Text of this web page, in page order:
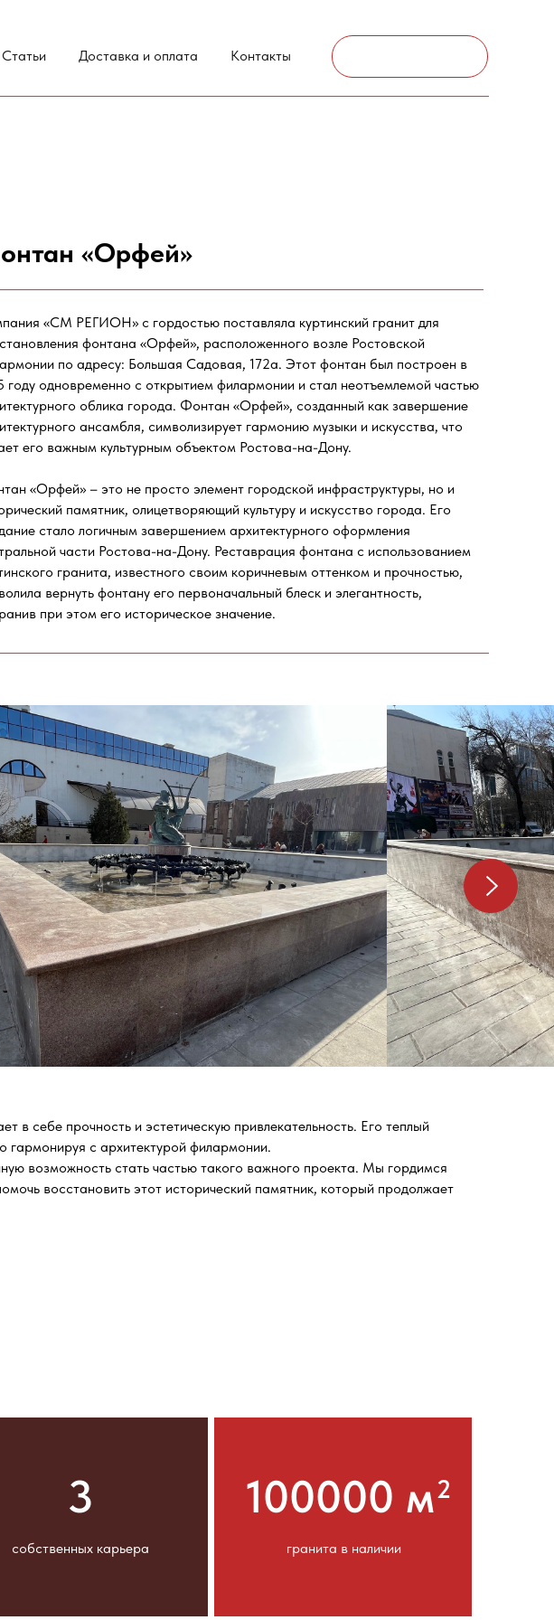
Статьи Контакты
Доставка и оплата
«Орфей»
«СМ РЕГИОН» с гордостью поставляла куртинский гранит для
фонтана «Орфей», расположенного возле Ростовской
по адресу: Большая Садовая, 172а. Этот фонтан был построен в
году одновременно с открытием филармонии и стал неотъемлемой частью
облика города. Фонтан «Орфей», созданный как завершение
ансамбля, символизирует гармонию музыки и искусства, что
его важным культурным объектом Ростова-на-Дону.
«Орфей» – это не просто элемент городской инфраструктуры, но и
памятник, олицетворяющий культуру и искусство города. Его
стало логичным завершением архитектурного оформления
части Ростова-на-Дону. Реставрация фонтана с использованием
гранита, известного своим коричневым оттенком и прочностью,
вернуть фонтану его первоначальный блеск и элегантность,
при этом его историческое значение.
в себе прочность и эстетическую привлекательность. Его теплый
гармонируя с архитектурой филармонии.
возможность стать частью такого важного проекта. Мы гордимся
восстановить этот исторический памятник, который продолжает
3 2
100000 м
собственных карьера гранита в наличии